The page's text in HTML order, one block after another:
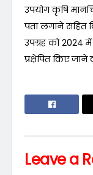
उपयोग कृषि
पता लगाने सहित
उपग्रह को 2024
प्रक्षेपित किए जाने
Leave a